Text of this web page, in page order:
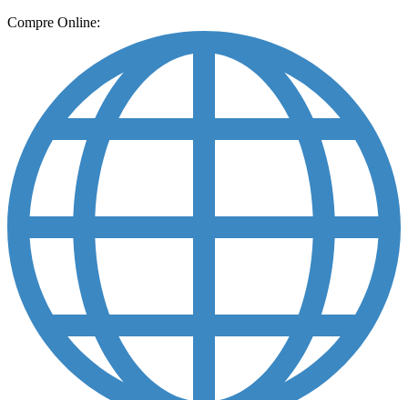
Compre Online: